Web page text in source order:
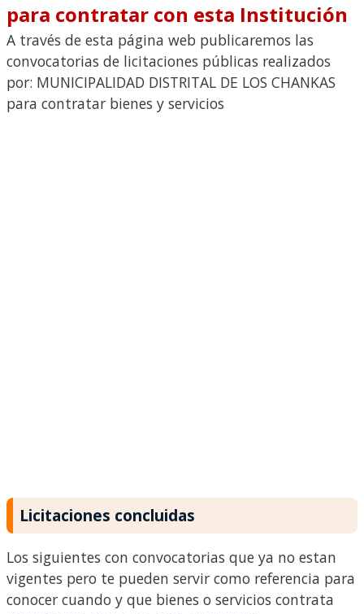
para contratar con esta Institución
A través de esta página web publicaremos las
convocatorias de licitaciones públicas realizados
por: MUNICIPALIDAD DISTRITAL DE LOS CHANKAS
para contratar bienes y servicios
Licitaciones concluidas
Los siguientes con convocatorias que ya no estan
vigentes pero te pueden servir como referencia para
conocer cuando y que bienes o servicios contrata